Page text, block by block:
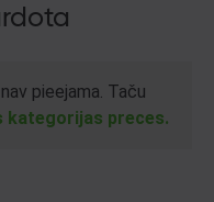
pieejama. Taču
kategorijas preces.